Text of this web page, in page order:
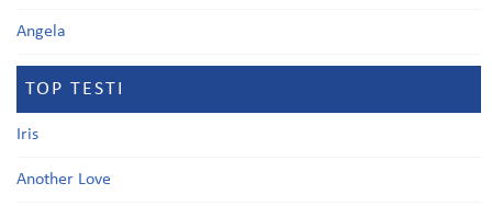
Angela
TOP TESTI
Iris
Another Love